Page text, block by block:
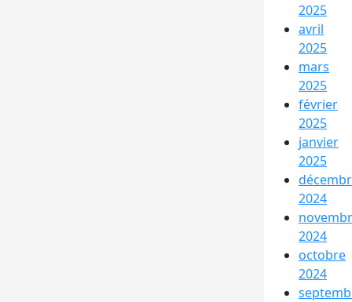
2025
avril
2025
mars
2025
février
2025
janvier
2025
2024
2024
octobre
2024